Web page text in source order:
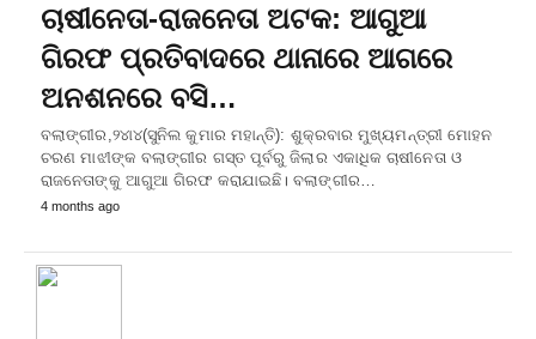
ଚାଷୀନେତା-ରାଜନେତା ଅଟକ: ଆଗୁଆ
ଗିରଫ ପ୍ରତିବାଦରେ ଥାନାରେ ଆଗରେ
ଅନଶନରେ ବସି…
ବଲାଙ୍ଗୀର,୨୪ା୪(ସୁନିଲ କୁମାର ମହାନ୍ତି): ଶୁକ୍ରବାର ମୁଖ୍ୟମନ୍ତ୍ରୀ ମୋହନ
ଚରଣ ମାଝୀଙ୍କ ବଲାଙ୍ଗୀର ଗସ୍ତ ପୂର୍ବରୁ ଜିଲାର ଏକାଧିକ ଚାଷୀନେତା ଓ
ରାଜନେତାଙ୍କୁ ଆଗୁଆ ଗିରଫ କରାଯାଇଛି। ବଲାଙ୍ଗୀର…
4 months ago